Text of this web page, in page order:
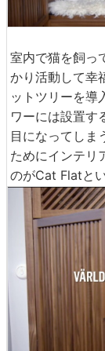
室内で猫を飼っ
かり活動して幸
ットツリーを導
ワーには設置す
目になってしま
ためにインテリ
のがCat Flatと